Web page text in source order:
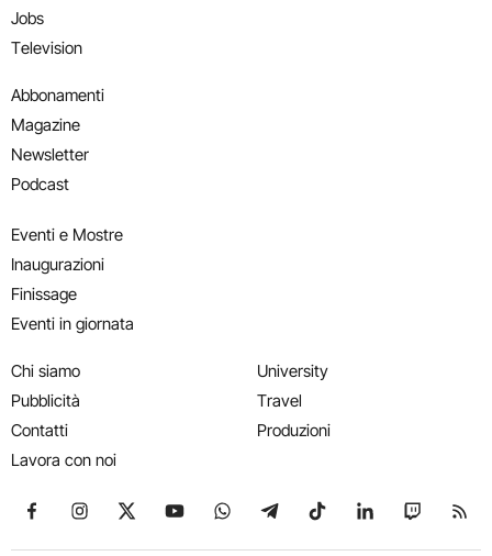
Jobs
Television
Abbonamenti
Magazine
Newsletter
Podcast
Eventi e Mostre
Inaugurazioni
Finissage
Eventi in giornata
Chi siamo
Pubblicità
Contatti
Lavora con noi
University
Travel
Produzioni
Seguici su Facebook
Seguici su Instagram
Seguici su X
Seguici su YouTube
Seguici su WhatsApp
Seguici su Telegram
Seguici su TikTok
Seguici su
Seguici